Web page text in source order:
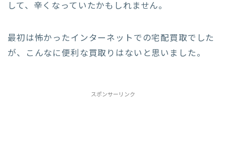
して、辛くなっていたかもしれません。
最初は怖かったインターネットでの宅配買取でした
が、こんなに便利な買取りはないと思いました。
スポンサーリンク